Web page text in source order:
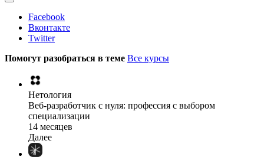
Facebook
Вконтакте
Twitter
Помогут разобраться в теме Все курсы
Нетология
Веб-разработчик с нуля: профессия с выбором
специализации
14 месяцев
Далее